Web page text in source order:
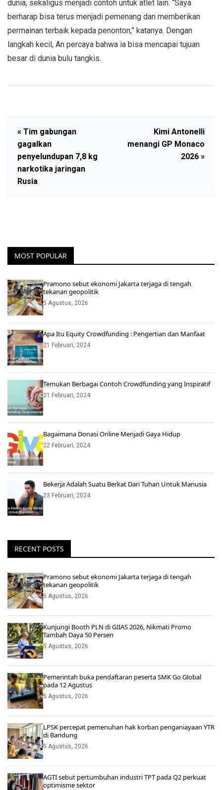
dunia, sekaligus menjadi contoh untuk atlet lain. “Saya
berharap bisa terus menjadi pemenang dan memberikan
permainan terbaik kepada penonton,” katanya. Dengan
langkah kecil, An percaya bahwa ia bisa mencapai tujuan
besar di dunia bulu tangkis.
« Tim gabungan
gagalkan
penyelundupan 7,8 kg
narkotika jaringan
Rusia
Kimi Antonelli
menangi GP Monaco
2026 »
MOST POPULAR
Pramono sebut ekonomi Jakarta terjaga di tengah
tekanan geopolitik
5 Agustus, 2026
Apa Itu Equity Crowdfunding : Pengertian dan Manfaat
21 Februari, 2024
Temukan Berbagai Contoh Crowdfunding yang Inspiratif
21 Februari, 2024
Bagaimana Donasi Online Menjadi Gaya Hidup
22 Februari, 2024
Bekerja Adalah Suatu Berkat Dari Tuhan Untuk Manusia
23 Februari, 2024
RECENT POSTS
Pramono sebut ekonomi Jakarta terjaga di tengah
tekanan geopolitik
5 Agustus, 2026
Kunjungi Booth PLN di GIIAS 2026, Nikmati Promo
Tambah Daya 50 Persen
5 Agustus, 2026
Pemerintah buka pendaftaran peserta SMK Go Global
pada 12 Agustus
5 Agustus, 2026
LPSK percepat pemenuhan hak korban penganiayaan YTR
di Bandung
5 Agustus, 2026
AGTI sebut pertumbuhan industri TPT pada Q2 perkuat
optimisme sektor